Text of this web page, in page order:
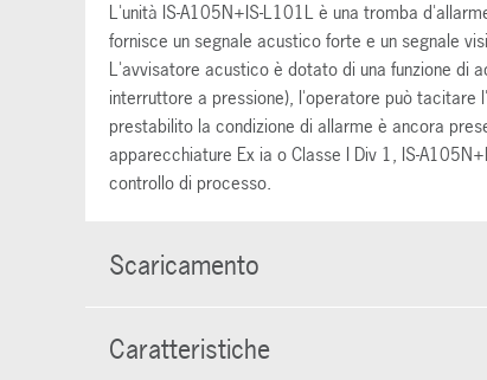
L'unità IS-A105N+IS-L101L è una tromba
fornisce un segnale acustico forte e un segnale
L'avvisatore acustico è dotato di una funzione di
interruttore a pressione), l'operatore può
prestabilito la condizione di allarme è ancora
apparecchiature Ex ia o Classe I Div 1, IS-
controllo di processo.
Scaricamento
Caratteristiche